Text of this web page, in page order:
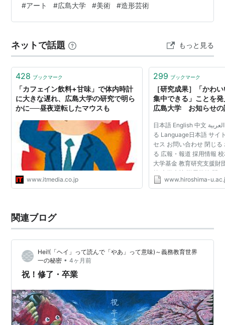
の学生有志による展覧会，「こでまり展」を開催する運
びとなりました。広島大学東広島キャンパス内の多目的
自主制作の作品を展示いたします。 学生一同，皆様のご
来場を心からお待ちしております。 --------…
#アート #広島大学 #美術 #造形芸術
ネットで話題 もっと見る
428 ブックマーク
「カフェイン飲料+甘味」で体内時計
に大きな遅れ、広島大学の研究で明ら
かに──昼夜逆転したマウスも
www.itmedia.co.jp
299 ブックマーク
［研究成果］「かわ
集中できる」ことを
広島大学 お知らせの
日本語 English 中文 اللغة العربية español 閉じ
る Language日本語 サイ
セス お問い合わせ 閉じ
る 広報・報道 採用情報
大学基金 教育研究支援財
等 大学病院 附属学校 閉
＆トピックス一覧 ニュー
www.hiroshima-
関連ブログ
Hei!(「ヘイ」って読んで「やあ」って意味)～義務教育世界
一の秘密 • 4ヶ月前
祝！修了・卒業